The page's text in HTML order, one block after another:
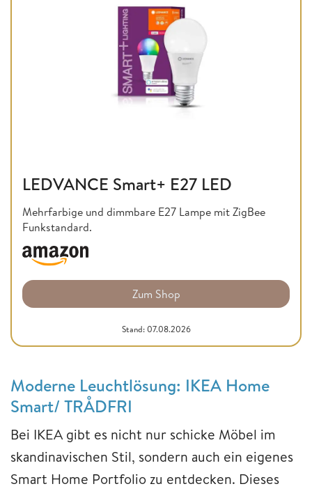
LEDVANCE Smart+ E27 LED
Mehrfarbige und dimmbare E27 Lampe mit ZigBee
Funkstandard.
Zum Shop
Stand: 07.08.2026
Moderne Leuchtlösung: IKEA Home
Smart/ TRÅDFRI
Bei IKEA gibt es nicht nur schicke Möbel im
skandinavischen Stil, sondern auch ein eigenes
Smart Home Portfolio zu entdecken. Dieses